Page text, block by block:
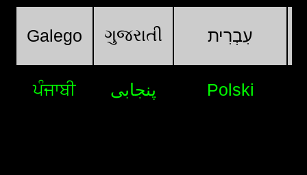
Galego ગુજરાતી עִבְרִית
ਪੰਜਾਬੀ پنجابی Polski